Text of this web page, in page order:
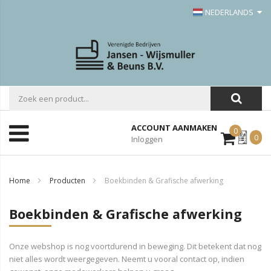
NEDERLANDS
ACCOUNT AANMAKEN
Inloggen
0Mijn
Offerte
0
Home Producten Boekbinden & Grafische afwerking
Boekbinden & Grafische afwerking
Onze webshop is nog voortdurend in beweging. Dit betekent dat nog
niet alles wordt weergegeven. Neemt u vooral contact op, indien